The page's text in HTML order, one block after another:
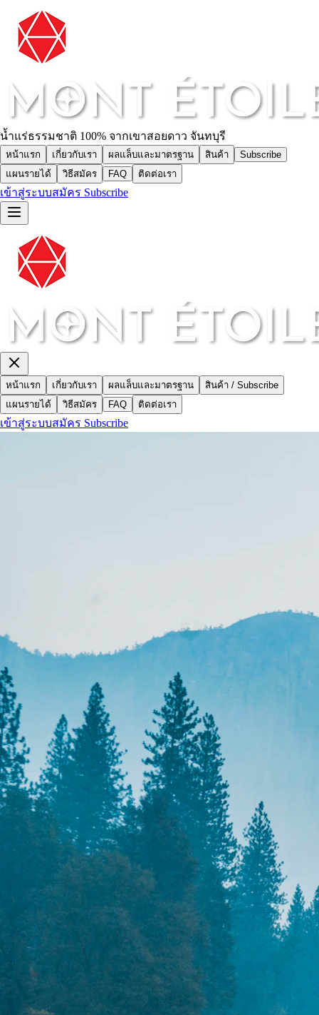
น้ำแร่ธรรมชาติ 100% จากเขาสอยดาว จันทบุรี
หน้าแรก เกี่ยวกับเรา ผลแล็บและมาตรฐาน สินค้า
Subscribe
แผนรายได้
วิธีสมัคร FAQ ติดต่อเรา
เข้าสู่ระบบสมัคร Subscribe
หน้าแรก เกี่ยวกับเรา ผลแล็บและมาตรฐาน
สินค้า / Subscribe
แผนรายได้
วิธีสมัคร FAQ ติดต่อเรา
เข้าสู่ระบบสมัคร Subscribe